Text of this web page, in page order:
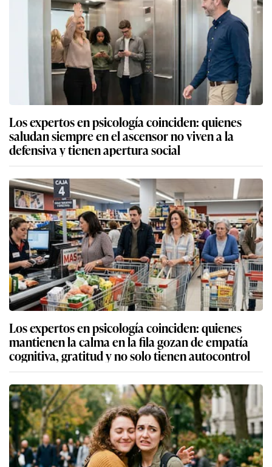
Los expertos en psicología coinciden: quienes
saludan siempre en el ascensor no viven a la
defensiva y tienen apertura social
Los expertos en psicología coinciden: quienes
mantienen la calma en la fila gozan de empatía
cognitiva, gratitud y no solo tienen autocontrol